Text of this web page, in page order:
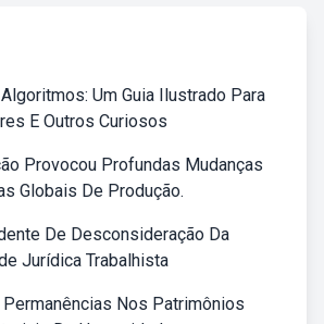
Um Guia Ilustrado Para
E Outros Curiosos
Provocou Profundas Mudanças
Globais De Produção.
De Desconsideração Da
Jurídica Trabalhista
Permanências Nos Patrimônios